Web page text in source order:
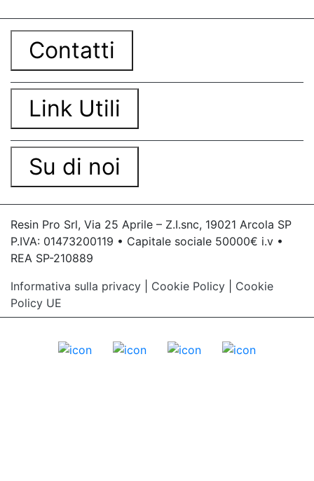
Contatti
Link Utili
Su di noi
Resin Pro Srl, Via 25 Aprile – Z.I.snc, 19021 Arcola SP
P.IVA: 01473200119 • Capitale sociale 50000€ i.v •
REA SP-210889
Informativa sulla privacy
Cookie Policy
Cookie
Policy UE